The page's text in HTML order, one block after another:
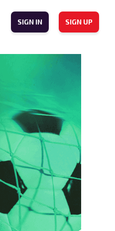
SIGN IN SIGN UP